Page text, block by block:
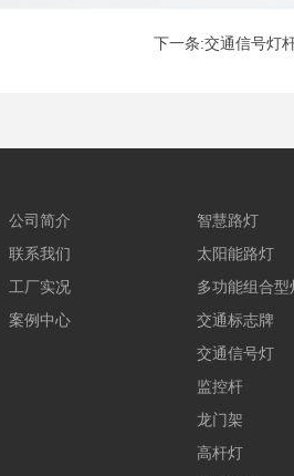
下一条:交通信号灯
公司简介
联系我们
工厂实况
案例中心
智慧路灯
太阳能路灯
多功能组合型
交通标志牌
交通信号灯
监控杆
龙门架
高杆灯